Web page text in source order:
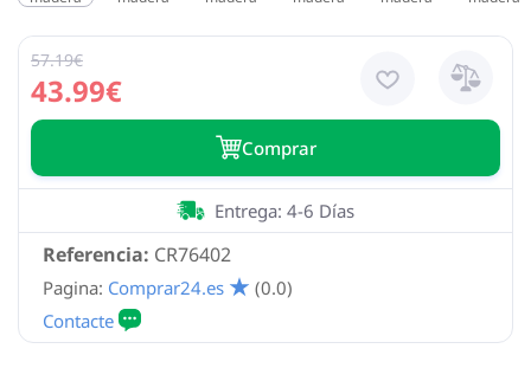
43.99€
57.19€
Сomprar
Referencia: CR76402
Entrega: 4-6 Días
Pagina: Comprar24.es (0.0)